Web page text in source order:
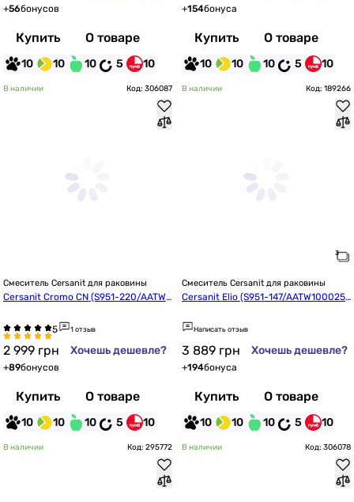
+56бонусов
Купить О товаре
10 10 10 5 10
+154бонуса
Купить О товаре
10 10 10 5 10
В наличии Код: 306087
Смеситель Cersanit для раковины
Cersanit Cromo CN (S951-220/AATW1
1 отзыв
2 999 грн Хочешь дешевле?
+89бонусов
Купить О товаре
10 10 10 5 10
В наличии Код: 189266
Смеситель Cersanit для раковины
Cersanit Elio (S951-147/AATW1000253
Написать отзыв
3 889 грн Хочешь дешевле?
+194бонуса
Купить О товаре
10 10 10 5 10
В наличии Код: 295772 В наличии Код: 306078